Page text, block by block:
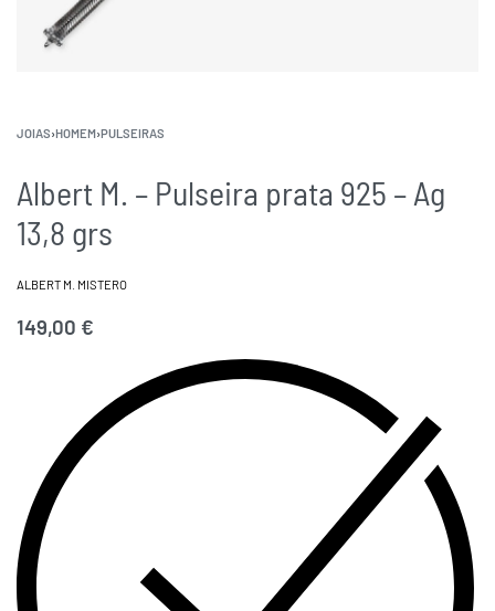
JOIAS›HOMEM›PULSEIRAS
Albert M. – Pulseira prata 925 – Ag
13,8 grs
ALBERT M. MISTERO
149,00 €